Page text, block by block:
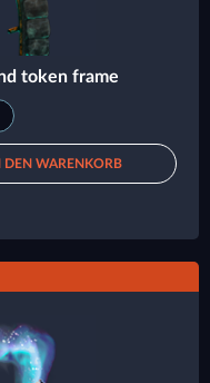
token frame
DEN WARENKORB